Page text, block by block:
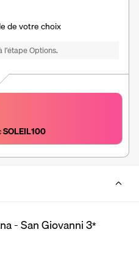
de votre choix
Options.
SOLEIL100
- San Giovanni3*